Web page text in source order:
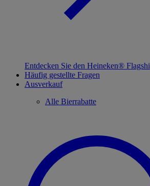
Entdecken Sie den Heineken®
Häufig gestellte Fragen
Ausverkauf
Alle Bierrabatte